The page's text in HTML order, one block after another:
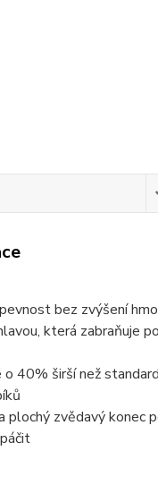
bez zvýšení
která zabraňuje
40% širší než
plochý zvědavý